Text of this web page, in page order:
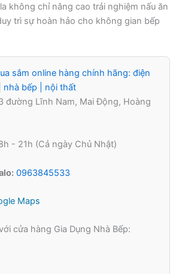
không chỉ nâng cao trải nghiệm nấu ăn
trì sự hoàn hảo cho không gian bếp
sắm online hàng chính hãng: điện
nhà bếp | nội thất
đường Lĩnh Nam, Mai Động, Hoàng
- 21h (Cả ngày Chủ Nhật)
0963845533
Maps
cửa hàng Gia Dụng Nhà Bếp: